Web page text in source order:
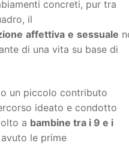
concreti, pur tra
il
affettiva e sessuale
di una vita su base di
un piccolo contributo
ideato e condotto
a bambine tra i 9 e i
le prime